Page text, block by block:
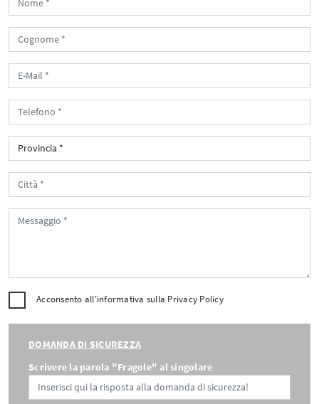
Acconsento all'informativa sulla Privacy Policy
DOMANDA DI SICUREZZA
Scrivere la parola "Fragole" al singolare